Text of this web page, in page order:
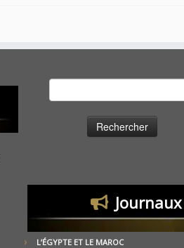
L’ÉGYPTE ET LE MAROC